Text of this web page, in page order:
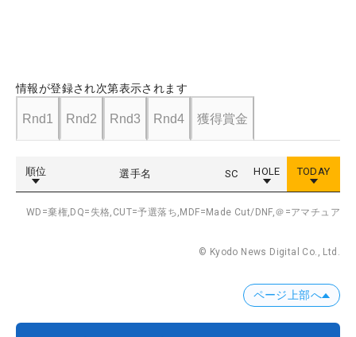
情報が登録され次第表示されます
Rnd1 Rnd2 Rnd3 Rnd4 獲得賞金
順位 選手名 SC HOLE TODAY
WD=棄権, DQ=失格, CUT=予選落ち, MDF=Made Cut/DNF,＠=アマチュア
© Kyodo News Digital Co., Ltd.
ページ上部へ